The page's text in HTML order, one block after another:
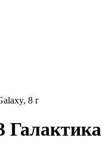
8 г
Галактика